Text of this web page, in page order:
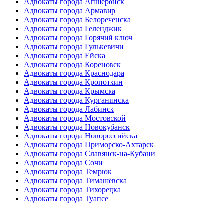
Адвокаты города Армавир
Адвокаты города Белореченска
Адвокаты города Геленджик
Адвокаты города Горячий ключ
Адвокаты города Гулькевичи
Адвокаты города Ейска
Адвокаты города Кореновск
Адвокаты города Краснодара
Адвокаты города Кропоткин
Адвокаты города Крымска
Адвокаты города Курганинска
Адвокаты города Лабинск
Адвокаты города Мостовской
Адвокаты города Новокубанск
Адвокаты города Новороссийска
Адвокаты города Приморско-Ахтарск
Адвокаты города Славянск-на-Кубани
Адвокаты города Сочи
Адвокаты города Темрюк
Адвокаты города Тимашёвска
Адвокаты города Тихорецка
Адвокаты города Туапсе